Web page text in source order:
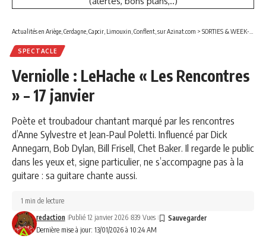
Actualités en Ariège, Cerdagne, Capcir, Limouxin, Conflent, sur Azinat.com > SORTIES & WEEK-END
SPECTACLE
Verniolle : LeHache « Les Rencontres
» – 17 janvier
Poète et troubadour chantant marqué par les rencontres
d’Anne Sylvestre et Jean-Paul Poletti. Influencé par Dick
Annegarn, Bob Dylan, Bill Frisell, Chet Baker. Il regarde le public
dans les yeux et, signe particulier, ne s’accompagne pas à la
guitare : sa guitare chante aussi.
Dernière mise à jour: 13/01/2026 à 10:24 AM
redaction Publié 12 janvier 2026 839 Vues
1 min de lecture